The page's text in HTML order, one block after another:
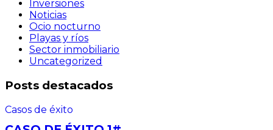
Inversiones
Noticias
Ocio nocturno
Playas y ríos
Sector inmobiliario
Uncategorized
Posts destacados